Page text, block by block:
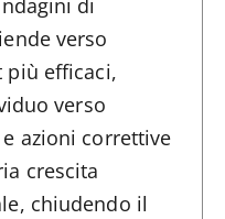
di
verso
più efficaci,
verso
azioni correttive
crescita
chiudendo il